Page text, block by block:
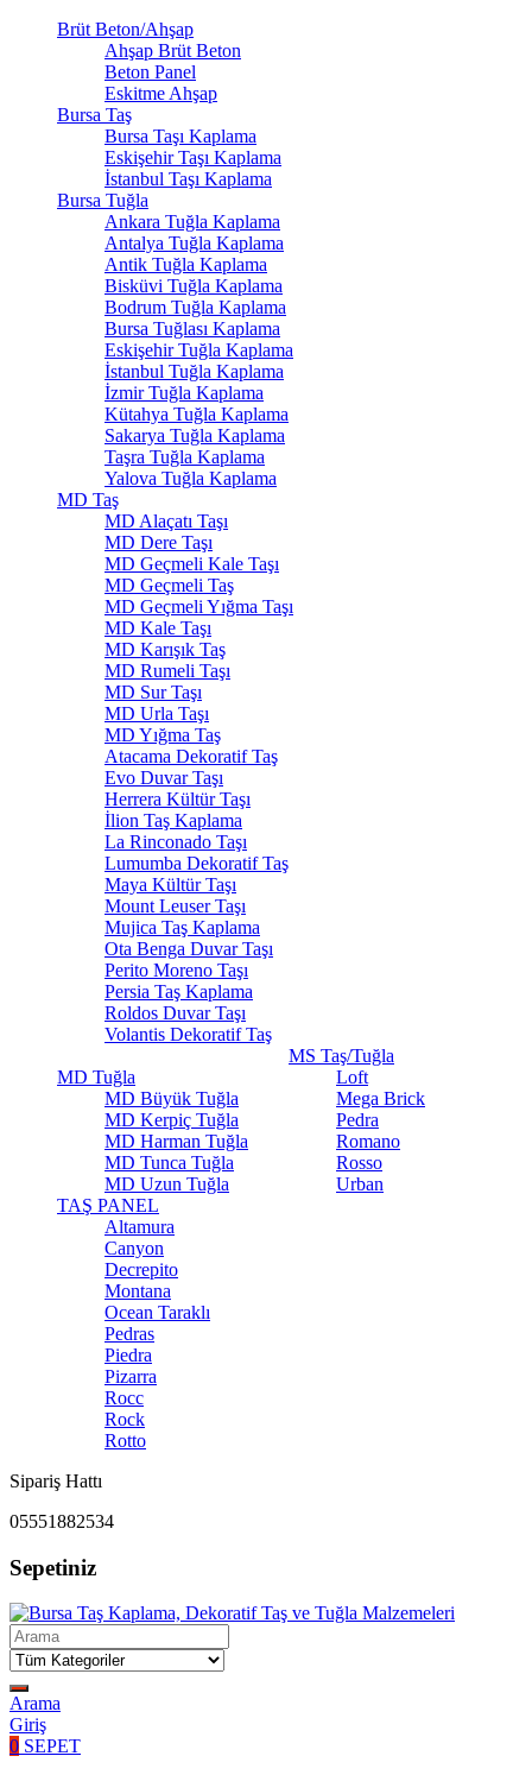
Brüt Beton/Ahşap
Ahşap Brüt Beton
Beton Panel
Eskitme Ahşap
Bursa Taş
Bursa Taşı Kaplama
Eskişehir Taşı Kaplama
İstanbul Taşı Kaplama
Bursa Tuğla
Ankara Tuğla Kaplama
Antalya Tuğla Kaplama
Antik Tuğla Kaplama
Bisküvi Tuğla Kaplama
Bodrum Tuğla Kaplama
Bursa Tuğlası Kaplama
Eskişehir Tuğla Kaplama
İstanbul Tuğla Kaplama
İzmir Tuğla Kaplama
Kütahya Tuğla Kaplama
Sakarya Tuğla Kaplama
Taşra Tuğla Kaplama
Yalova Tuğla Kaplama
MD Taş
MD Alaçatı Taşı
MD Dere Taşı
MD Geçmeli Kale Taşı
MD Geçmeli Taş
MD Geçmeli Yığma Taşı
MD Kale Taşı
MD Karışık Taş
MD Rumeli Taşı
MD Sur Taşı
MD Urla Taşı
MD Yığma Taş
Atacama Dekoratif Taş
Evo Duvar Taşı
Herrera Kültür Taşı
İlion Taş Kaplama
La Rinconado Taşı
Lumumba Dekoratif Taş
Maya Kültür Taşı
Mount Leuser Taşı
Mujica Taş Kaplama
Ota Benga Duvar Taşı
Perito Moreno Taşı
Persia Taş Kaplama
Roldos Duvar Taşı
Volantis Dekoratif Taş
MD Tuğla
MD Büyük Tuğla
MD Kerpiç Tuğla
MD Harman Tuğla
MD Tunca Tuğla
MD Uzun Tuğla
MS Taş/Tuğla
Loft
Mega Brick
Pedra
Romano
Rosso
Urban
TAŞ PANEL
Altamura
Canyon
Decrepito
Montana
Ocean Taraklı
Pedras
Piedra
Pizarra
Rocc
Rock
Rotto
Sipariş Hattı
05551882534
Sepetiniz
Arama
Giriş
0 SEPET